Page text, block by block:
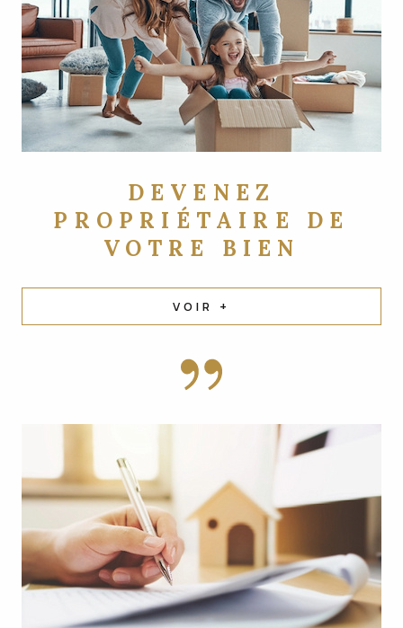
DEVENEZ
PROPRIÉTAIRE DE
VOTRE BIEN
VOIR +